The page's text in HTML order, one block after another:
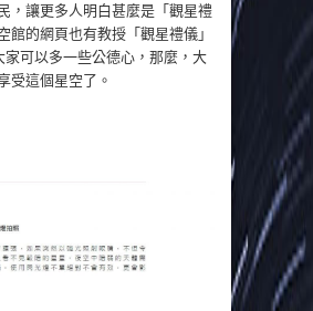
，讓更多人明白甚麼是「觀星禮
館的網頁也有教授「觀星禮儀」
家可以多一些公德心，那麼，大
受這個星空了。